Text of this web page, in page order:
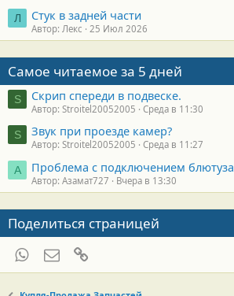
Л Стук в задней части
Автор: Лекс 25 Июл 2026
Самое читаемое за 5 дней
S Скрип спереди в подвеске.
Автор: Stroitel20052005 Среда в 11:30
S Звук при проезде камер?
Автор: Stroitel20052005 Среда в 11:27
А Проблема с подключением блютуза
Автор: Азамат727 Вчера в 13:30
Поделиться страницей
WhatsAppЭлектронная почта